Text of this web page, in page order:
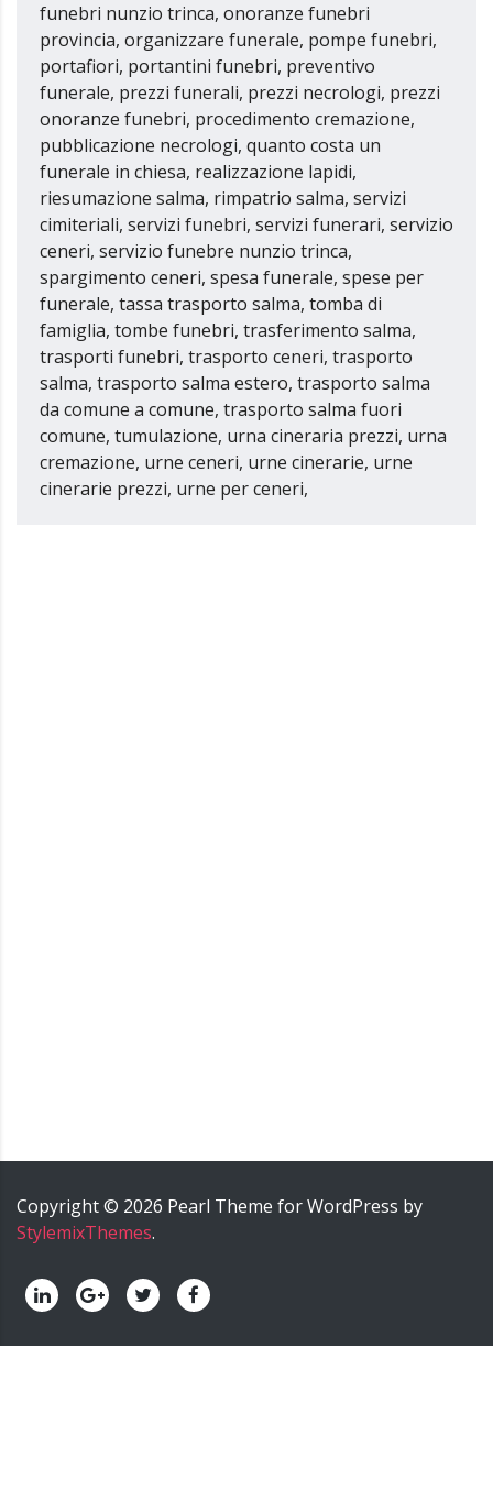
funebri nunzio trinca, onoranze funebri
provincia, organizzare funerale, pompe funebri,
portafiori, portantini funebri, preventivo
funerale, prezzi funerali, prezzi necrologi, prezzi
onoranze funebri, procedimento cremazione,
pubblicazione necrologi, quanto costa un
funerale in chiesa, realizzazione lapidi,
riesumazione salma, rimpatrio salma, servizi
cimiteriali, servizi funebri, servizi funerari, servizio
ceneri, servizio funebre nunzio trinca,
spargimento ceneri, spesa funerale, spese per
funerale, tassa trasporto salma, tomba di
famiglia, tombe funebri, trasferimento salma,
trasporti funebri, trasporto ceneri, trasporto
salma, trasporto salma estero, trasporto salma
da comune a comune, trasporto salma fuori
comune, tumulazione, urna cineraria prezzi, urna
cremazione, urne ceneri, urne cinerarie, urne
cinerarie prezzi, urne per ceneri,
Copyright © 2026 Pearl Theme for WordPress by
StylemixThemes.